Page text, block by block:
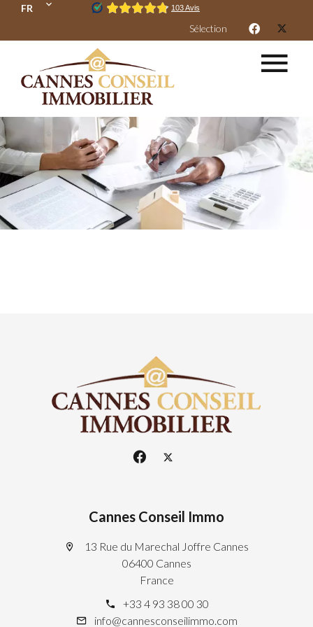
FR
Sélection
Cannes Conseil Immo
13 Rue du Marechal Joffre Cannes
06400 Cannes
France
+33 4 93 38 00 30
info@cannesconseilimmo.com